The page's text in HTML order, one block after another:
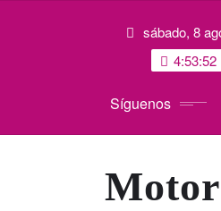
sábado, 8
4:53:53
Síguenos